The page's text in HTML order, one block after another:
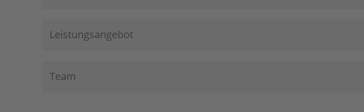
Leistungsangebot
Team